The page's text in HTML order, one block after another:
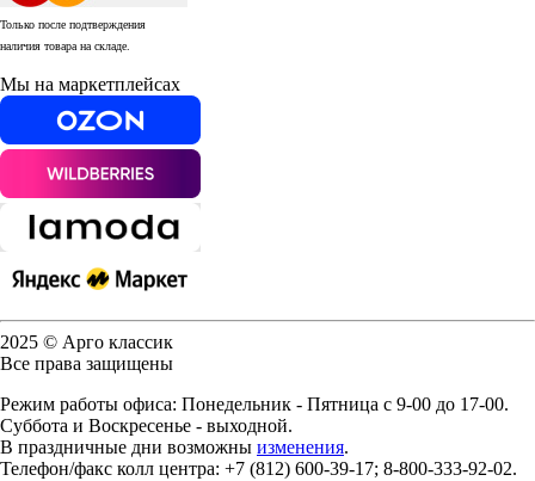
Только после подтверждения
наличия товара на складе.
Мы на маркетплейсах
2025 © Арго классик
Все права защищены
Режим работы офиса: Понедельник - Пятница с 9-00 до 17-00.
Суббота и Воскресенье - выходной.
В праздничные дни возможны изменения.
Телефон/факс колл центра: +7 (812) 600-39-17; 8-800-333-92-02.